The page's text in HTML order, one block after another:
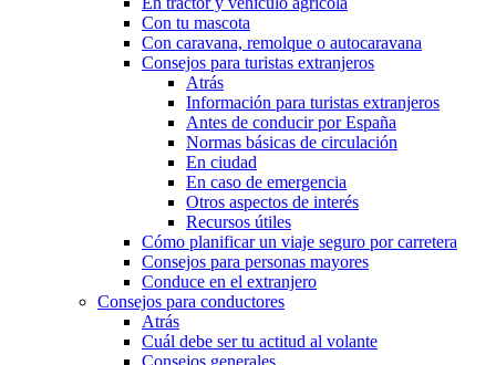
Con tu mascota
Con caravana, remolque o autocaravana
Consejos para turistas extranjeros
Atrás
Información para turistas extranjeros
Antes de conducir por España
Normas básicas de circulación
En ciudad
En caso de emergencia
Otros aspectos de interés
Recursos útiles
Cómo planificar un viaje seguro por carretera
Consejos para personas mayores
Conduce en el extranjero
Consejos para conductores
Atrás
Cuál debe ser tu actitud al volante